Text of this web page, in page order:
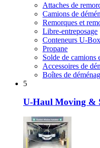
Attaches de
Camions de
Remorques et
Libre-entreposage
Conteneurs U-Box
Propane
Solde de camions
Accessoires de
Boîtes de
5
U-Haul Moving &